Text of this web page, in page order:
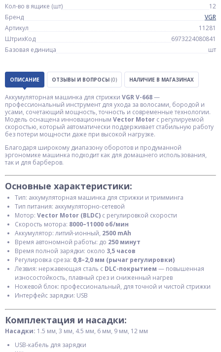
Кол-во в ящике (шт)
12
Бренд
VGR
Артикул
11281
ШтрихКод
6973224080841
Базовая единица
шт
ОПИСАНИЕ ОТЗЫВЫ И ВОПРОСЫ (0) НАЛИЧИЕ В МАГАЗИНАХ
Аккумуляторная машинка для стрижки VGR V-668—
профессиональный инструмент для ухода за волосами, бородой и
усами, сочетающий мощность, точность и современные технологии.
Модель оснащена инновационным Vector Motor с регулируемой
скоростью, который автоматически поддерживает стабильную работу
без потери мощности даже при высокой нагрузке.
Благодаря широкому диапазону оборотов и продуманной
эргономике машинка подходит как для домашнего использования,
так и для барберов.
Основные характеристики:
Тип: аккумуляторная машинка для стрижки и тримминга
Тип питания: аккумуляторно-сетевой
Мотор: Vector Motor (BLDC) с регулировкой скорости
Скорость мотора: 8000–11000 об/мин
Аккумулятор: литий-ионный, 2500 mAh
Время автономной работы: до 250 минут
Время полной зарядки: около 3,5 часов
Регулировка среза: 0,8–2,0 мм (рычаг регулировки)
Лезвия: нержавеющая сталь с DLC-покрытием — повышенная
износостойкость, плавный срез и сниженный нагрев
Ножевой блок: профессиональный, для точной и чистой стрижки
Интерфейс зарядки: USB
Комплектация и насадки:
Насадки: 1.5 мм, 3 мм, 4.5 мм, 6 мм, 9 мм, 12 мм
USB-кабель для зарядки